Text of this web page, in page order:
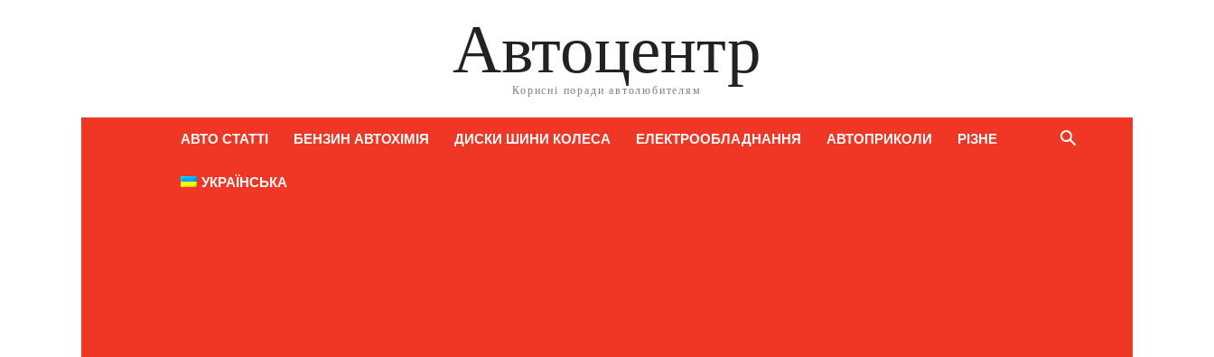
Автоцентр
Корисні поради автолюбителям
АВТО СТАТТІ БЕНЗИН АВТОХІМІЯ ДИСКИ ШИНИ КОЛЕСА ЕЛЕКТРООБЛАДНАННЯ АВТОПРИКОЛИ РІЗНЕ
УКРАЇНСЬКА